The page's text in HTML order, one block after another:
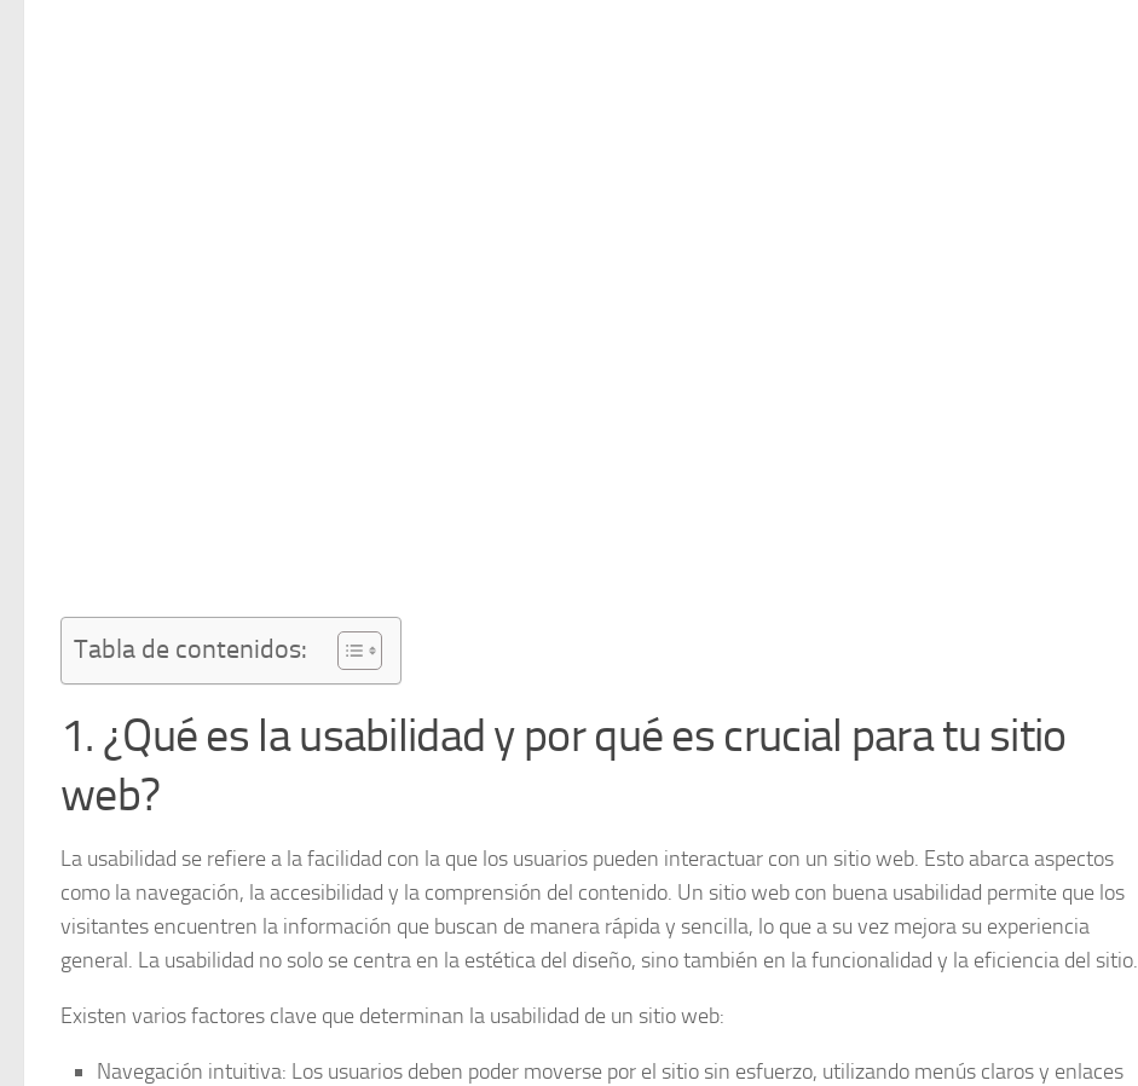
Tabla de contenidos:
1. ¿Qué es la usabilidad y por qué es crucial para tu sitio
web?
La usabilidad se refiere a la facilidad con la que los usuarios pueden interactuar con un sitio web. Esto abarca aspectos
como la navegación, la accesibilidad y la comprensión del contenido. Un sitio web con buena usabilidad permite que los
visitantes encuentren la información que buscan de manera rápida y sencilla, lo que a su vez mejora su experiencia
general. La usabilidad no solo se centra en la estética del diseño, sino también en la funcionalidad y la eficiencia del sitio.
Existen varios factores clave que determinan la usabilidad de un sitio web:
Navegación intuitiva: Los usuarios deben poder moverse por el sitio sin esfuerzo, utilizando menús claros y enlaces